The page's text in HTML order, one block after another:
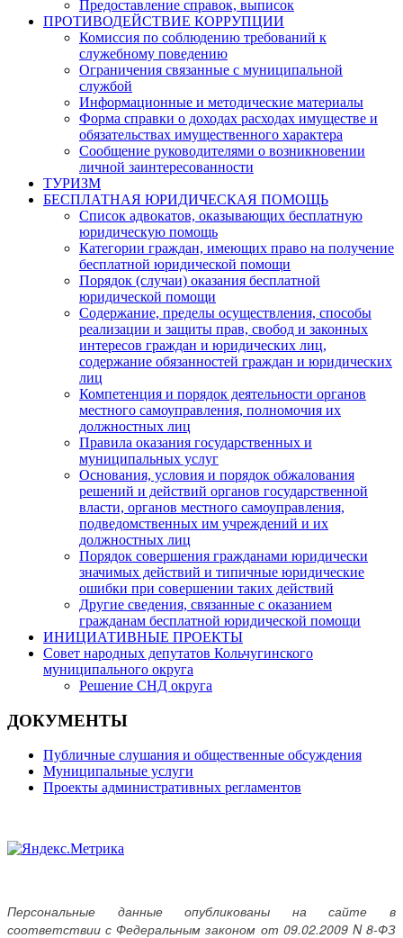
Предоставление справок, выписок
ПРОТИВОДЕЙСТВИЕ КОРРУПЦИИ
Комиссия по соблюдению требований к
служебному поведению
Ограничения связанные с муниципальной
службой
Информационные и методические материалы
Форма справки о доходах расходах имуществе и
обязательствах имущественного характера
Сообщение руководителями о возникновении
личной заинтересованности
ТУРИЗМ
БЕСПЛАТНАЯ ЮРИДИЧЕСКАЯ ПОМОЩЬ
Список адвокатов, оказывающих бесплатную
юридическую помощь
Категории граждан, имеющих право на получение
бесплатной юридической помощи
Порядок (случаи) оказания бесплатной
юридической помощи
Содержание, пределы осуществления, способы
реализации и защиты прав, свобод и законных
интересов граждан и юридических лиц,
содержание обязанностей граждан и юридических
лиц
Компетенция и порядок деятельности органов
местного самоуправления, полномочия их
должностных лиц
Правила оказания государственных и
муниципальных услуг
Основания, условия и порядок обжалования
решений и действий органов государственной
власти, органов местного самоуправления,
подведомственных им учреждений и их
должностных лиц
Порядок совершения гражданами юридически
значимых действий и типичные юридические
ошибки при совершении таких действий
Другие сведения, связанные с оказанием
гражданам бесплатной юридической помощи
ИНИЦИАТИВНЫЕ ПРОЕКТЫ
Совет народных депутатов Кольчугинского
муниципального округа
Решение СНД округа
ДОКУМЕНТЫ
Публичные слушания и общественные обсуждения
Муниципальные услуги
Проекты административных регламентов
Персональные данные опубликованы на сайте в
соответствии с Федеральным законом от 09.02.2009 N 8-ФЗ